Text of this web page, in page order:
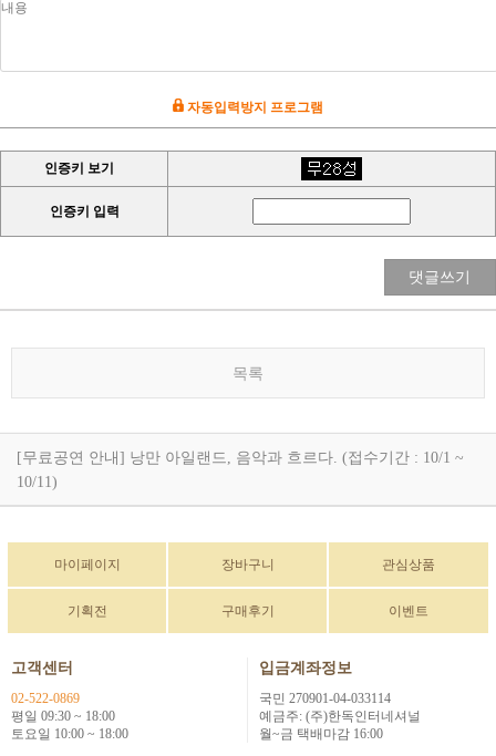
자동입력방지 프로그램
인증키 보기
인증키 입력
댓글쓰기
목록
[무료공연 안내] 낭만 아일랜드, 음악과 흐르다. (접수기간 : 10/1 ~
10/11)
마이페이지 장바구니 관심상품
기획전 구매후기 이벤트
고객센터
02-522-0869
평일 09:30 ~ 18:00
토요일 10:00 ~ 18:00
입금계좌정보
국민 270901-04-033114
예금주: (주)한독인터네셔널
월~금 택배마감 16:00